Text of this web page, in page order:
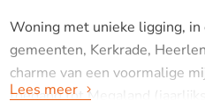
Woning met unieke ligging, in
gemeenten, Kerkrade,
charme van een voormalige
toegang tot Megaland
Lees meer